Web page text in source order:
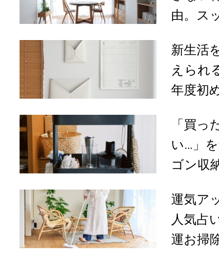
由。ス
新生活
えられ
年度初
「買
い…」
ゴン収
運気ア
人気占
運お掃